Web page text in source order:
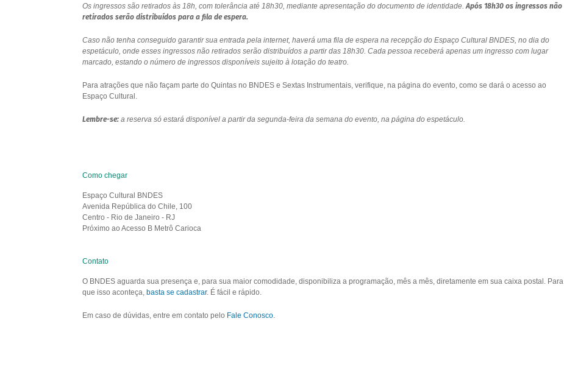
Os ingressos são retirados às 18h, com tolerância até 18h30, mediante apresentação do documento de identidade.Após 18h30 os ingressos não
retirados serão distribuídos para a fila de espera.
Caso não tenha conseguido garantir sua entrada pela internet, haverá uma fila de espera na recepção do Espaço Cultural BNDES, no dia do
espetáculo, onde esses ingressos não retirados serão distribuídos a partir das 18h30. Cada pessoa receberá apenas um ingresso com lugar
marcado, estando o número de ingressos disponíveis sujeito à lotação do teatro.
Para atrações que não façam parte do Quintas no BNDES e Sextas Instrumentais, verifique, na página do evento, como se dará o acesso ao
Espaço Cultural.
Lembre-se:a reserva só estará disponível a partir da segunda-feira da semana do evento, na página do espetáculo.
Como chegar
Espaço Cultural BNDES
Avenida República do Chile, 100
Centro - Rio de Janeiro - RJ
Próximo ao Acesso B Metrô Carioca
Contato
O BNDES aguarda sua presença e, para sua maior comodidade, disponibiliza a programação, mês a mês, diretamente em sua caixa postal. Para
que isso aconteça, basta se cadastrar. É fácil e rápido.
Em caso de dúvidas, entre em contato pelo Fale Conosco.